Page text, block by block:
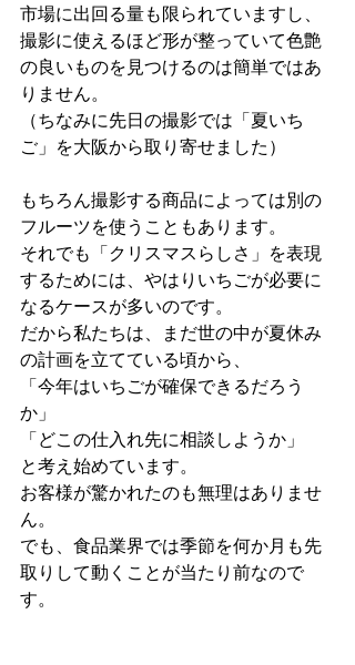
市場に出回る量も限られていますし、
撮影に使えるほど形が整っていて色艶
の良いものを見つけるのは簡単ではあ
りません。
（ちなみに先日の撮影では「夏いち
ご」を大阪から取り寄せました）
もちろん撮影する商品によっては別の
フルーツを使うこともあります。
それでも「クリスマスらしさ」を表現
するためには、やはりいちごが必要に
なるケースが多いのです。
だから私たちは、まだ世の中が夏休み
の計画を立てている頃から、
「今年はいちごが確保できるだろう
か」
「どこの仕入れ先に相談しようか」
と考え始めています。
お客様が驚かれたのも無理はありませ
ん。
でも、食品業界では季節を何か月も先
取りして動くことが当たり前なので
す。